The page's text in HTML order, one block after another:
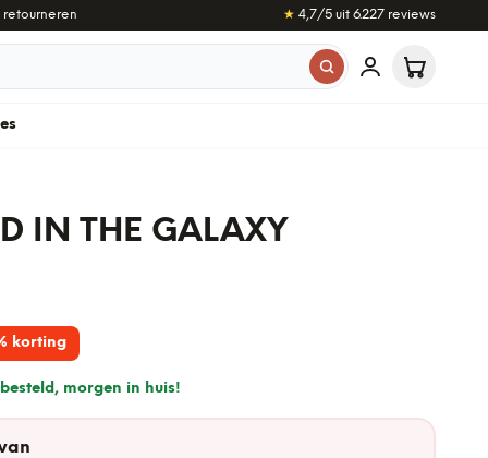
★ 4,7/5 uit 6.227reviews
IN THE GALAXY
korting
morgen in huis!